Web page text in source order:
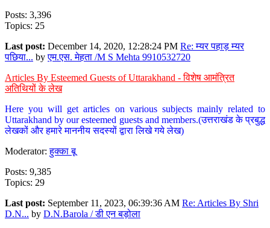
Posts: 3,396
Topics: 25
Last post: December 14, 2020, 12:28:24 PM Re: म्यर पहाड़ म्यर
पछिया... byएम.एस. मेहता /M S Mehta 9910532720
Articles By Esteemed Guests of Uttarakhand - विशेष आमंत्रित
अतिथियों के लेख
Here you will get articles on various subjects mainly related to
Uttarakhand by our esteemed guests and members.(उत्तराखंड के प्रबुद्ध
लेखकों और हमारे माननीय सदस्यों द्वारा लिखे गये लेख)
Moderator:हुक्का बू
Posts: 9,385
Topics: 29
Last post: September 11, 2023, 06:39:36 AM Re: Articles By Shri
D.N... by D.N.Barola / डी एन बड़ोला